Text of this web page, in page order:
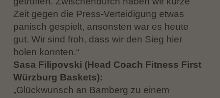
Zeit gegen die Press-Verteidigung etwas
panisch gespielt, ansonsten war es heute
gut. Wir sind froh, dass wir den Sieg hier
holen konnten.“
Sasa Filipovski (Head Coach Fitness First
Würzburg Baskets):
„Glückwunsch an Bamberg zu einem